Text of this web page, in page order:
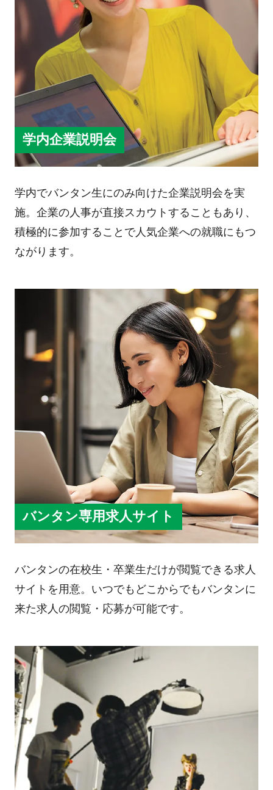
学内企業説明会
学内でバンタン生にのみ向けた企業説明会を実
施。企業の人事が直接スカウトすることもあり、
積極的に参加することで人気企業への就職にもつ
ながります。
バンタン専用求人サイト
バンタンの在校生・卒業生だけが閲覧できる求人
サイトを用意。いつでもどこからでもバンタンに
来た求人の閲覧・応募が可能です。